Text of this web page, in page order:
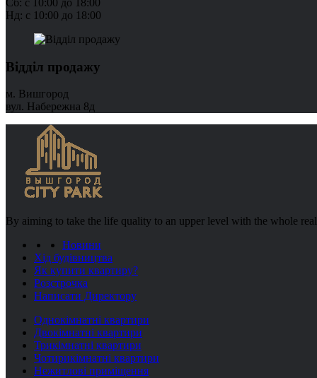
Нд: с 10:00 до 18:00
Відділ продажу
м. Вишгород
вул. Набережна 8д
By aiming to take the life quality to an upper level with the whole
Новини
Хід будівництва
Як купити квартиру?
Розстрочка
Написати Директору
Однокімнатні квартири
Двокімнатні квартири
Трикімнатні квартири
Чотирикімнатні квартири
Нежитлові приміщення